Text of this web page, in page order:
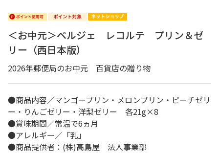
＜お中元＞ベルジェ レコルテ プリン＆ゼ
リー（西日本版）
2026年郵便局のお中元 百貨店の贈り物
●商品内容／マンゴープリン・メロンプリン・ピーチゼリ
ー・りんごゼリー・洋梨ゼリー 各21g×8
●賞味期間／常温で6ヵ月
●アレルギー／「乳」
●商品提供者：(株)高島屋 法人事業部